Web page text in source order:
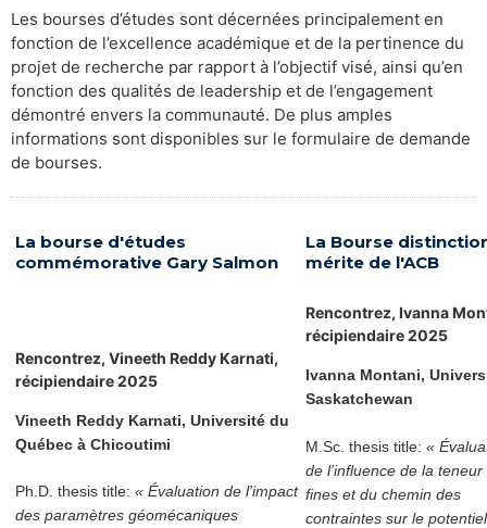
Les bourses d’études sont décernées principalement en
fonction de l’excellence académique et de la pertinence du
projet de recherche par rapport à l’objectif visé, ainsi qu’en
fonction des qualités de leadership et de l’engagement
démontré envers la communauté. De plus amples
informations sont disponibles sur le formulaire de demande
de bourses.
La bourse d'études
commémorative Gary Salmon
La Bourse
mérite de l'ACB
Rencontrez, Vineeth Reddy Karnati,
récipiendaire 2025
Vineeth Reddy Karnati, Université du
Québec à Chicoutimi
Ph.D. thesis title: « Évaluation de l'impact
des paramètres géomécaniques
Rencontrez, Ivanna
récipiendaire 2025
Ivanna Montani,
Saskatchewan
M.Sc. thesis title: «
de l’influence de la teneur
fines et du chemin des
contraintes sur le